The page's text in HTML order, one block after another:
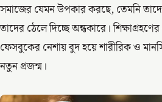
সমাজের যেমন উপকার করছে, তেমনি
তাদের ঠেলে দিচ্ছে অন্ধকারে।
ফেসবুকের নেশায় বুদ হয়ে শারীরিক ও
নতুন প্রজন্ম।